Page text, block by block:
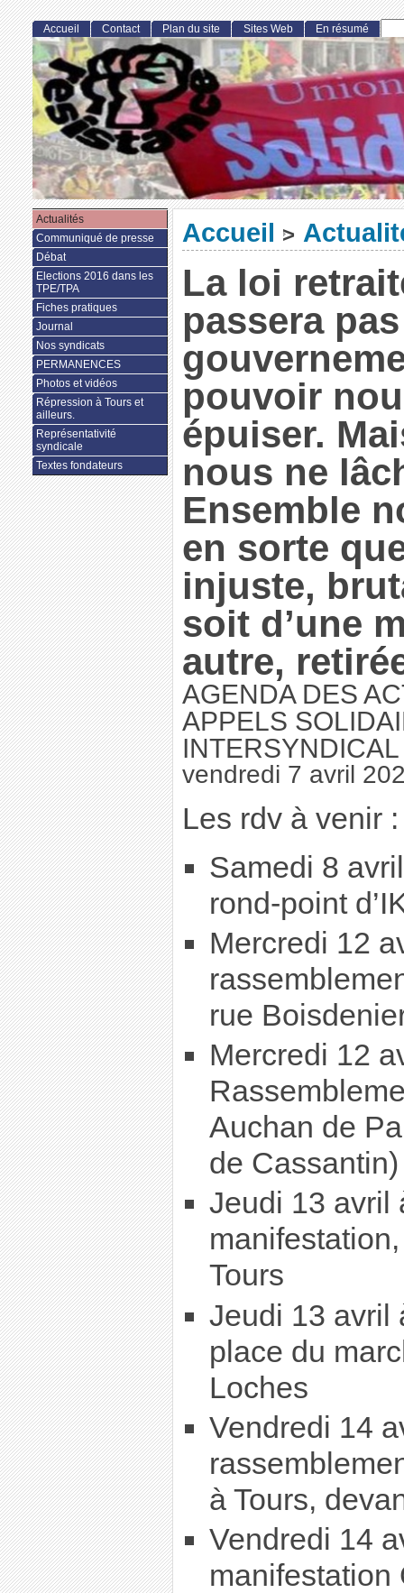
Accueil >
La loi
passera
pouvoir
épuiser.
nous ne
Ensemble
en sorte
injuste,
soit d’une
autre,
AGENDA DES
APPELS
vendredi 7 avril
Les rdv à venir :
Samedi 8
rond-point
Mercredi 12
rue
Mercredi 12
Auchan de
de Cassantin)
Jeudi 13 avril
Tours
Jeudi 13 avril
place du
Loches
Vendredi 14
à Tours,
Vendredi 14
manifestation
Accueil Contact Plan du site Sites Web En résumé
Actualités
Communiqué de presse
Débat
Elections 2016 dans les
TPE/TPA
Fiches pratiques
Journal
Nos syndicats
PERMANENCES
Photos et vidéos
Répression à Tours et
ailleurs.
Représentativité
syndicale
Textes fondateurs